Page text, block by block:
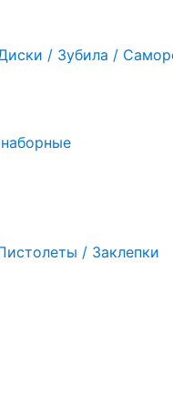
/ Зубила /
/ Заклепки